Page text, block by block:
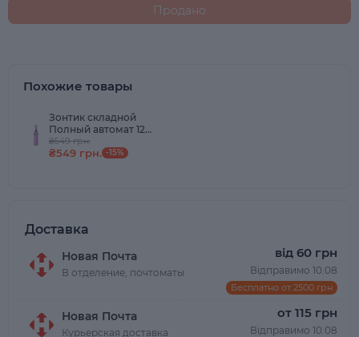
Продано
Похожие товары
Зонтик складной
Полный автомат 12
шпиц Фиолетова
₴649 грн.
₴549 грн. -15%
Доставка
Новая Почта
В отделение, почтоматы
від 60 грн
Відправимо 10.08
Бесплатно от 2500 грн
Новая Почта
Курьерская доставка
от 115 грн
Відправимо 10.08